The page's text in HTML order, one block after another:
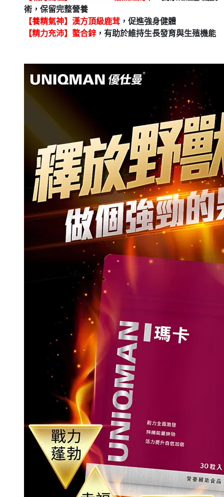
術，保留完整營養
【養精氣神】漢方頂級鹿茸 ，促進強身健體
【精力充沛】螯合鋅 ，有助於維持生長發育與生殖機能